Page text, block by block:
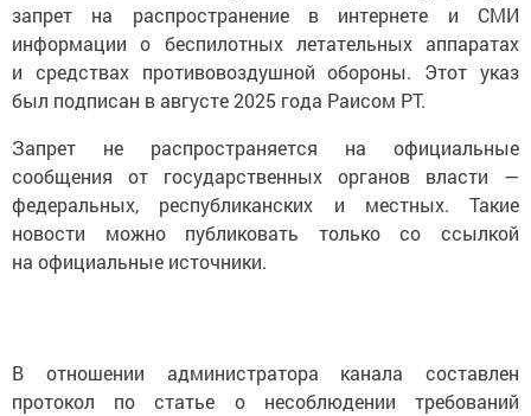
запрет на распространение в интернете и СМИ
информации о беспилотных летательных аппаратах
и средствах противовоздушной обороны. Этот указ
был подписан в августе 2025 года Раисом РТ.
Запрет не распространяется на официальные
сообщения от государственных органов власти —
федеральных, республиканских и местных. Такие
новости можно публиковать только со ссылкой
на официальные источники.
В отношении администратора канала составлен
протокол по статье о несоблюдении требований